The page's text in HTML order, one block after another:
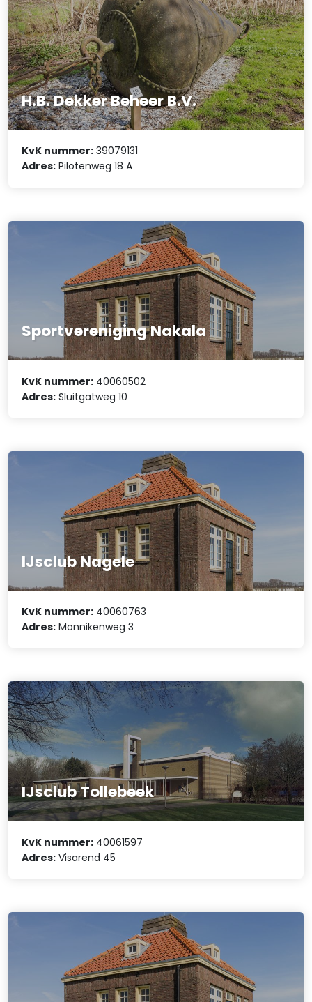
H.B. Dekker Beheer B.V.
KvK nummer: 39079131
Adres: Pilotenweg 18 A
Sportvereniging Nakala
KvK nummer: 40060502
Adres: Sluitgatweg 10
IJsclub Nagele
KvK nummer: 40060763
Adres: Monnikenweg 3
IJsclub Tollebeek
KvK nummer: 40061597
Adres: Visarend 45